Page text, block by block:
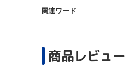
関連ワード
商品レビュー